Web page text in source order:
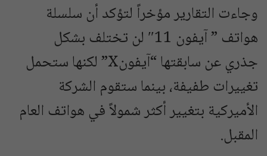
وجاءت التقارير مؤخراً لتؤكد أن سلسلة
هواتف ” آيفون 11″ لن تختلف بشكل
جذري عن سابقتها “آيفونX” لكنها ستحمل
تغييرات طفيفة، بينما ستقوم الشركة
الأميركية بتغيير أكثر شمولاً في هواتف العام
المقبل.